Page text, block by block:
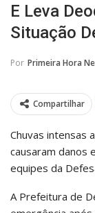
E Leva
Situação
Por Primeira Hora
Compartilhar
Chuvas intensas
causaram danos
equipes da
A Prefeitura de